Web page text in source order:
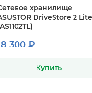
хранилище
DriveStore 2 Lite
300 ₽
Купить